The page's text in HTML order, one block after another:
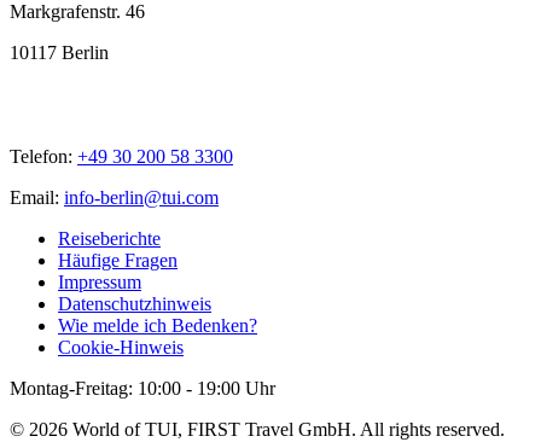
Markgrafenstr. 46
10117 Berlin
Telefon: +49 30 200 58 3300
Email: info-berlin@tui.com
Reiseberichte
Häufige Fragen
Impressum
Datenschutzhinweis
Wie melde ich Bedenken?
Cookie-Hinweis
Montag-Freitag: 10:00 - 19:00 Uhr
© 2026 World of TUI, FIRST Travel GmbH. All rights reserved.